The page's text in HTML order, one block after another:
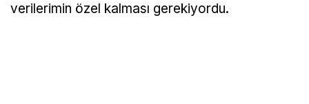
verilerimin özel kalması gerekiyordu.